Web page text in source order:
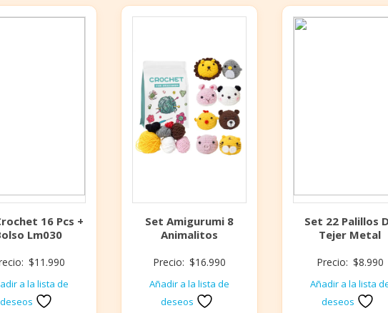
16 Pcs +
Lm030
$11.990
a la lista de
deseos
Set Amigurumi 8
Animalitos
Precio: $16.990
Añadir a la lista de
deseos
Set 22 Palillos
Tejer Metal
Precio: $8.990
Añadir a la lista
deseos